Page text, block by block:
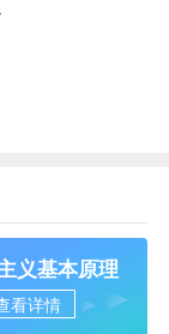
义基本原理
看详情